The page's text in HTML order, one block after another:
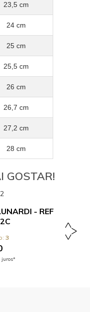
23,5 cm
24 cm
25 cm
25,5 cm
26 cm
26,7 cm
27,2 cm
28 cm
GOSTAR!
- REF
3
juros*